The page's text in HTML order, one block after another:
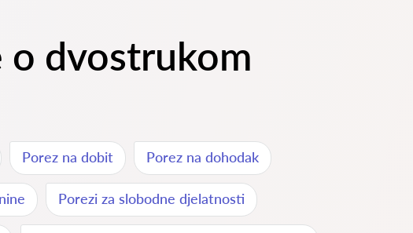
o dvostrukom
Porez na dobit Porez na dohodak
Porezi za slobodne djelatnosti